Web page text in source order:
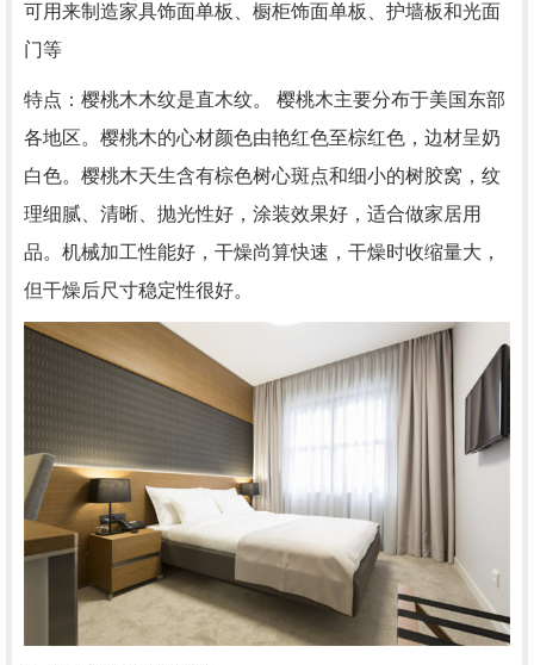
可用来制造家具饰面单板、橱柜饰面单板、护墙板和光面
门等
特点：樱桃木木纹是直木纹。 樱桃木主要分布于美国东部
各地区。樱桃木的心材颜色由艳红色至棕红色，边材呈奶
白色。樱桃木天生含有棕色树心斑点和细小的树胶窝，纹
理细腻、清晰、抛光性好，涂装效果好，适合做家居用
品。机械加工性能好，干燥尚算快速，干燥时收缩量大，
但干燥后尺寸稳定性很好。